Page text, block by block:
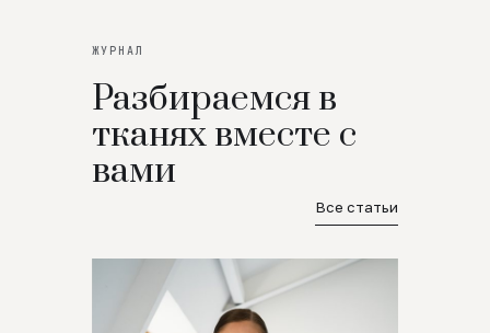
ЖУРНАЛ
Разбираемся в
тканях вместе с
вами
Все статьи